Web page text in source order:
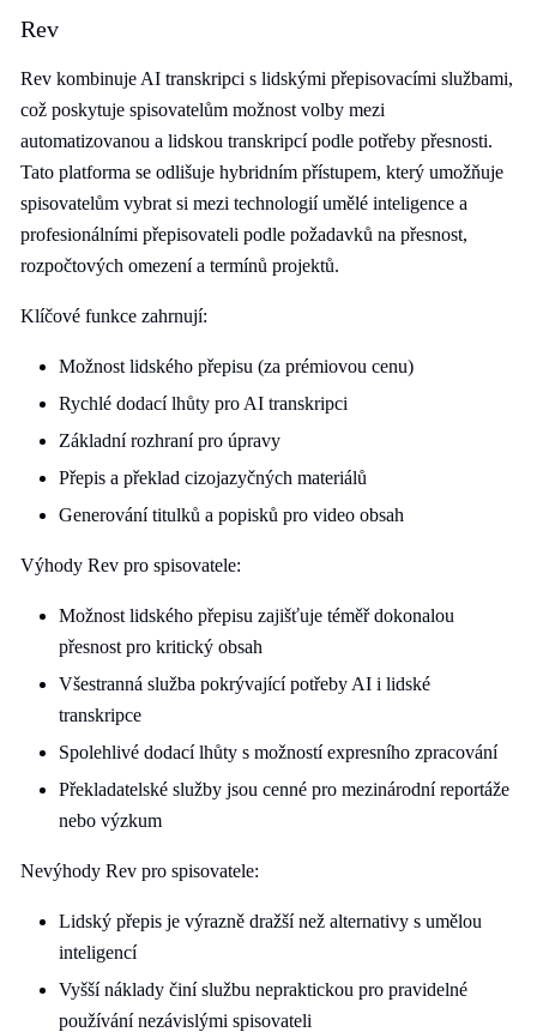
Rev
Rev kombinuje AI transkripci s lidskými přepisovacími službami,
což poskytuje spisovatelům možnost volby mezi
automatizovanou a lidskou transkripcí podle potřeby přesnosti.
Tato platforma se odlišuje hybridním přístupem, který umožňuje
spisovatelům vybrat si mezi technologií umělé inteligence a
profesionálními přepisovateli podle požadavků na přesnost,
rozpočtových omezení a termínů projektů.
Klíčové funkce zahrnují:
Možnost lidského přepisu (za prémiovou cenu)
Rychlé dodací lhůty pro AI transkripci
Základní rozhraní pro úpravy
Přepis a překlad cizojazyčných materiálů
Generování titulků a popisků pro video obsah
Výhody Rev pro spisovatele:
Možnost lidského přepisu zajišťuje téměř dokonalou
přesnost pro kritický obsah
Všestranná služba pokrývající potřeby AI i lidské
transkripce
Spolehlivé dodací lhůty s možností expresního zpracování
Překladatelské služby jsou cenné pro mezinárodní reportáže
nebo výzkum
Nevýhody Rev pro spisovatele:
Lidský přepis je výrazně dražší než alternativy s umělou
inteligencí
Vyšší náklady činí službu nepraktickou pro pravidelné
používání nezávislými spisovateli